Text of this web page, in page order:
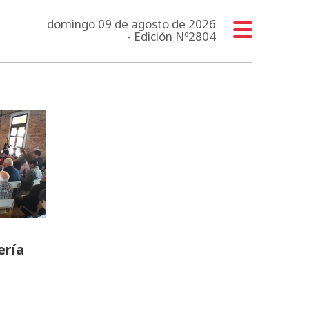
domingo 09 de agosto de 2026
- Edición Nº2804